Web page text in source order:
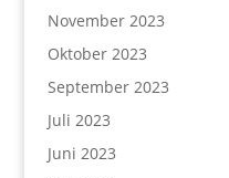
November 2023
Oktober 2023
September 2023
Juli 2023
Juni 2023